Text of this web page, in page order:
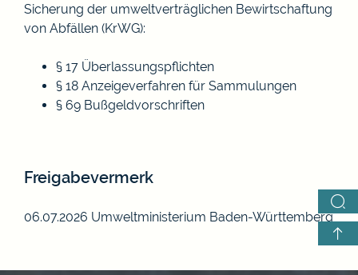
Sicherung der umweltverträglichen Bewirtschaftung
von Abfällen (KrWG):
§ 17 Überlassungspflichten
§ 18 Anzeigeverfahren für Sammulungen
§ 69 Bußgeldvorschriften
Freigabevermerk
06.07.2026 Umweltministerium Baden-Württemberg